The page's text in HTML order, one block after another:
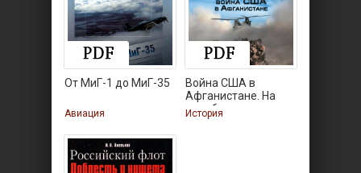
От МиГ-1 до МиГ-35
Авиация
Война США в
Афганистане. На
кладбище
История